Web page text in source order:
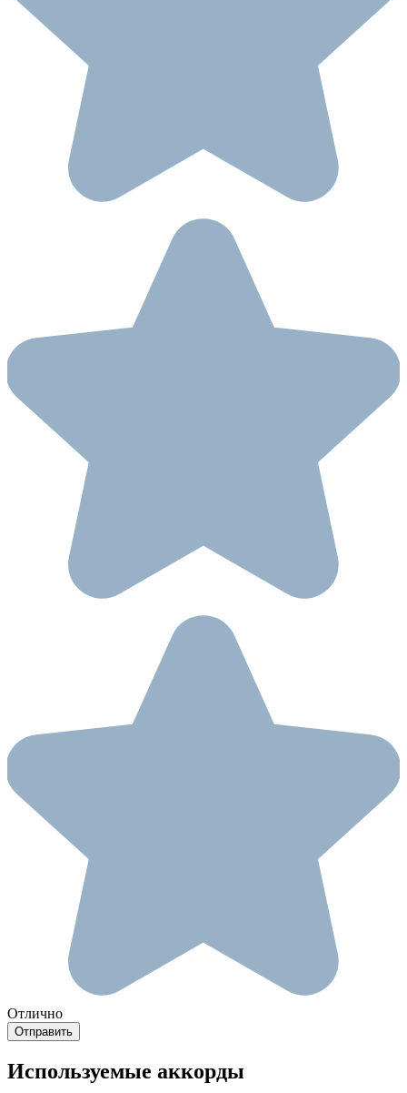
Отлично
Используемые аккорды